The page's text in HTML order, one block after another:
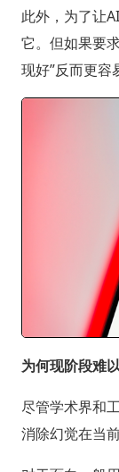
此外，为了让
它。但如果要
现好”反而更容
为何现阶段难
尽管学术界和
消除幻觉在当